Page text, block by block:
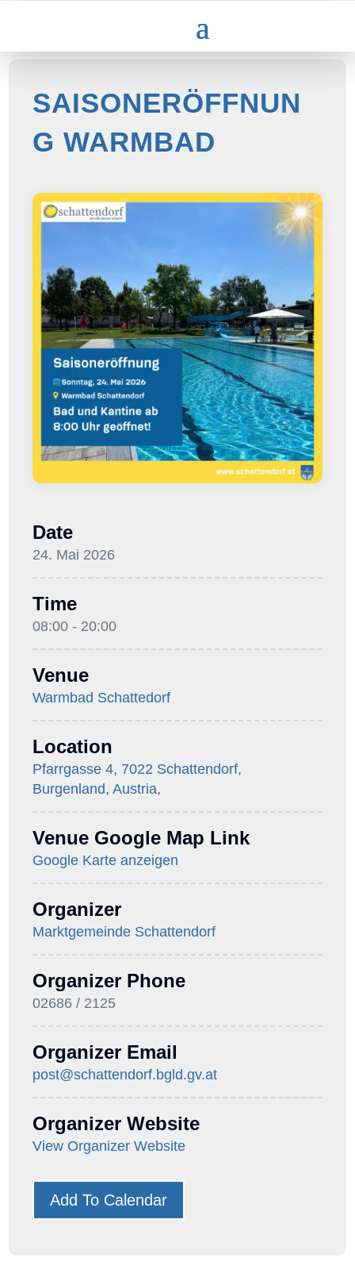
SAISONERÖFFNUN
G WARMBAD
Date
24. Mai 2026
Time
08:00 - 20:00
Venue
Warmbad Schattedorf
Location
Pfarrgasse 4, 7022 Schattendorf,
Burgenland, Austria,
Venue Google Map Link
Google Karte anzeigen
Organizer
Marktgemeinde Schattendorf
Organizer Phone
02686 / 2125
Organizer Email
post@schattendorf.bgld.gv.at
Organizer Website
View Organizer Website
Add To Calendar